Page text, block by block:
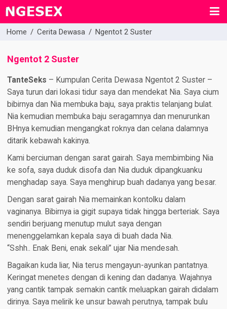
Home / Cerita Dewasa / Ngentot 2 Suster
Ngentot 2 Suster
TanteSeks – Kumpulan Cerita Dewasa Ngentot 2 Suster –
Saya turun dari lokasi tidur saya dan mendekat Nia. Saya cium
bibirnya dan Nia membuka baju, saya praktis telanjang bulat.
Nia kemudian membuka baju seragamnya dan menurunkan
BHnya kemudian mengangkat roknya dan celana dalamnya
ditarik kebawah kakinya.
Kami berciuman dengan sarat gairah. Saya membimbing Nia
ke sofa, saya duduk disofa dan Nia duduk dipangkuanku
menghadap saya. Saya menghirup buah dadanya yang besar.
Dengan sarat gairah Nia memainkan kontolku dalam
vaginanya. Bibirnya ia gigit supaya tidak hingga berteriak. Saya
sendiri berjuang menutup mulut saya dengan
menenggelamkan kepala saya di buah dada Nia.
“Sshh.. Enak Beni, enak sekali” ujar Nia mendesah.
Bagaikan kuda liar, Nia terus mengayun-ayunkan pantatnya.
Keringat menetes dengan di kening dan dadanya. Wajahnya
yang cantik tampak semakin cantik meluapkan gairah didalam
dirinya. Saya melirik ke unsur bawah perutnya, tampak bulu